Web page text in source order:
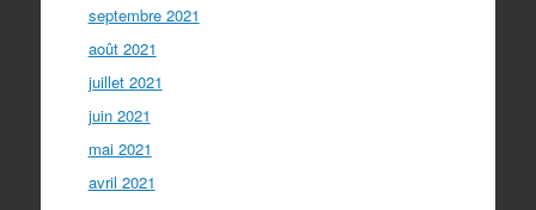
septembre 2021
août 2021
juillet 2021
juin 2021
mai 2021
avril 2021